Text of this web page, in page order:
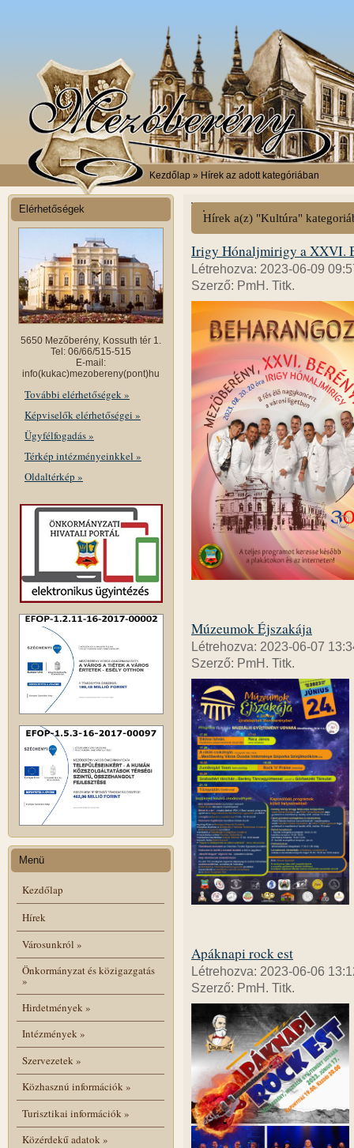
Kezdőlap » Hírek az adott kategóriában
Elérhetőségek
5650 Mezőberény, Kossuth tér 1.
Tel: 06/66/515-515
E-mail:
info(kukac)mezobereny(pont)hu
További elérhetőségek »
Képviselők elérhetőségei »
Ügyfélfogadás »
Térkép intézményeinkkel »
Oldaltérkép »
Menü
Kezdőlap
Hírek
Városunkról »
Önkormányzat és közigazgatás
»
Hirdetmények»
Intézmények»
Szervezetek»
Közhasznú információk»
Turisztikai információk»
Közérdekű adatok»
Hírek a(z) "Kultúra"
Irigy Hónaljmirigy a XXVI.
Létrehozva: 2023-06-09
Szerző: PmH. Titk.
Múzeumok Éjszakája
Létrehozva: 2023-06-07
Szerző: PmH. Titk.
Apáknapi rock est
Létrehozva: 2023-06-06
Szerző: PmH. Titk.